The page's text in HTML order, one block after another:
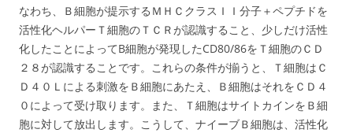
なわち、Ｂ細胞が提示するＭＨＣクラスＩＩ分子＋ペプチドを
活性化ヘルパーＴ細胞のＴＣＲが認識すること、少しだけ活性
化したことによってB細胞が発現したCD80/86をＴ細胞のＣＤ
２８が認識することです。これらの条件が揃うと、Ｔ細胞はＣ
Ｄ４０Ｌによる刺激をＢ細胞にあたえ、Ｂ細胞はそれをＣＤ４
０によって受け取ります。また、Ｔ細胞はサイトカインをＢ細
胞に対して放出します。こうして、ナイーブＢ細胞は、活性化